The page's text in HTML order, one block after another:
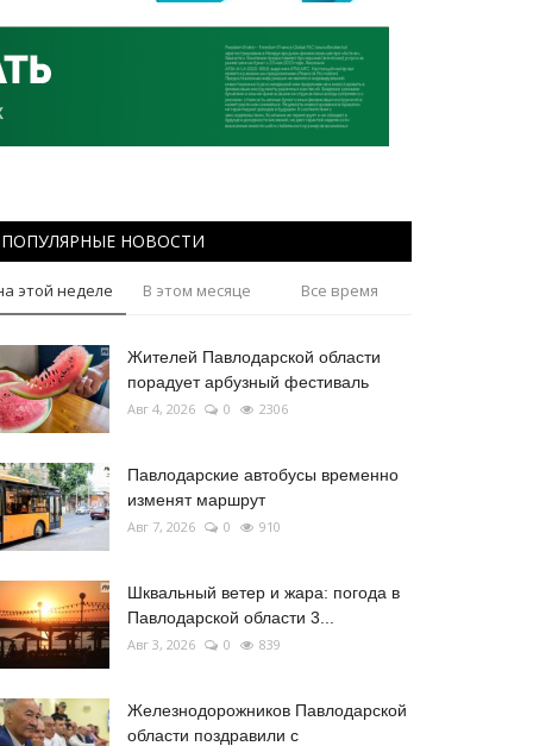
ПОПУЛЯРНЫЕ НОВОСТИ
этой неделе В этом месяце Все время
Жителей Павлодарской области
порадует арбузный фестиваль
Авг 4, 2026 0 2306
Павлодарские автобусы временно
изменят маршрут
Авг 7, 2026 0 910
Шквальный ветер и жара: погода в
Павлодарской области 3...
Авг 3, 2026 0 839
Железнодорожников Павлодарской
области поздравили с